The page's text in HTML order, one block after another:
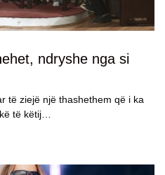
ndryshe nga si
të ziejë një thashethem që i ka
të këtij…